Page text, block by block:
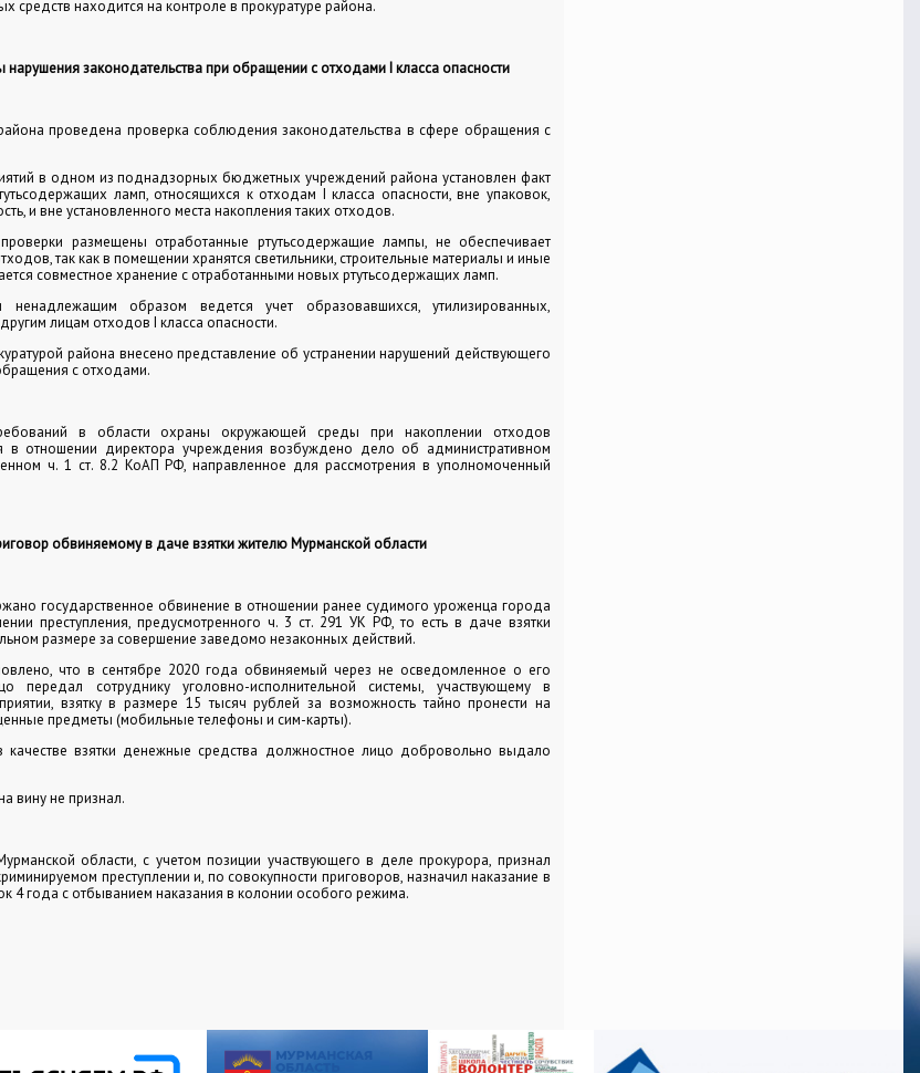
средств находится на контроле в прокуратуре района.
нарушения законодательства при обращении с отходами Iкласса опасности
проведена проверка соблюдения законодательства в сфере обращения с
в одном из поднадзорных бюджетных учреждений района установлен факт
ламп, относящихся к отходам I класса опасности, вне упаковок,
и вне установленного места накопления таких отходов.
размещены отработанные ртутьсодержащие лампы, не обеспечивает
так как в помещении хранятся светильники, строительные материалы и иные
совместное хранение с отработанными новых ртутьсодержащих ламп.
образом ведется учет образовавшихся, утилизированных,
лицам отходов I класса опасности.
района внесено представление об устранении нарушений действующего
с отходами.
в области охраны окружающей среды при накоплении отходов
в отношении директора учреждения возбуждено дело об административном
ч. 1 ст. 8.2 КоАП РФ, направленное для рассмотрения в уполномоченный
обвиняемому в даче взятки жителю Мурманской области
государственное обвинение в отношении ранее судимого уроженца города
преступления, предусмотренного ч. 3 ст. 291 УК РФ, то есть в даче взятки
размере за совершение заведомо незаконных действий.
что в сентябре 2020 года обвиняемый через не осведомленное о его
передал сотруднику уголовно-исполнительной системы, участвующему в
взятку в размере 15 тысяч рублей за возможность тайно пронести на
предметы (мобильные телефоны и сим-карты).
взятки денежные средства должностное лицо добровольно выдало
вину не признал.
области, с учетом позиции участвующего в деле прокурора, признал
преступлении и, по совокупности приговоров, назначил наказание в
4 года с отбыванием наказания в колонии особого режима.